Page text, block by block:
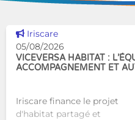
Voir cette news
Iriscare
05/08/2026
VICEVERSA HABITAT :
ACCOMPAGNEMENT ET
Iriscare finance le projet
d'habitat partagé et